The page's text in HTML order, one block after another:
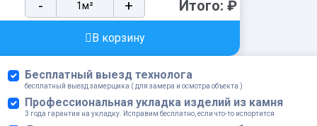
плитка
П25-
6
60
мм
- + Итого: ₽
В корзину
Бесплатный выезд технолога
бесплатный выезд замерщика ( для замера и осмотра объекта )
Профессиональная укладка изделий из камня
3 года гарантии на укладку. Исправим бесплатно, если что-то испортится